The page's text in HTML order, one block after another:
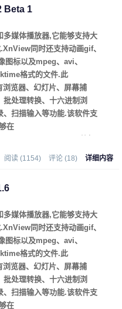
Beta 1
多媒体播放器,它能够支持大
同时还支持动画gif、
图标以及mpeg、avi、
格式的文件.此
览器、幻灯片、屏幕捕
批处理转换、十六进制浏
、扫描输入等功能.该软件支
在
并生成网页,还可自己制作
增加图片预览功能!
阅读 (1154) 评论 (18) 详细内容
多媒体播放器,它能够支持大
同时还支持动画gif、
图标以及mpeg、avi、
格式的文件.此
览器、幻灯片、屏幕捕
批处理转换、十六进制浏
、扫描输入等功能.该软件支
在